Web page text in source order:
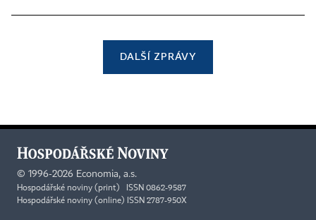
DALŠÍ ZPRÁVY
© 1996-2026 Economia, a.s.
Hospodářské noviny (print) ISSN 0862-9587
Hospodářské noviny (online) ISSN 2787-950X